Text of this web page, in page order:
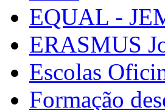
EQUAL -
ERASMUS
Escolas
Formação